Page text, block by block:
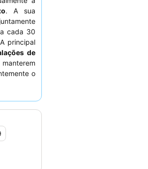
. A sua
cada 30
principal
de
o